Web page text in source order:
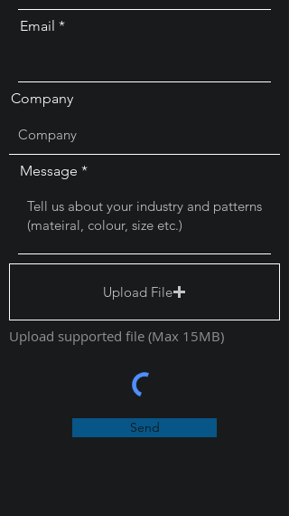
Email
Company
Message
Upload File
Upload supported file (Max 15MB)
Send